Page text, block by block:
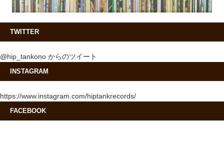
TWITTER
@hip_tankono からのツイート
INSTAGRAM
https://www.instagram.com/hiptankrecords/
FACEBOOK